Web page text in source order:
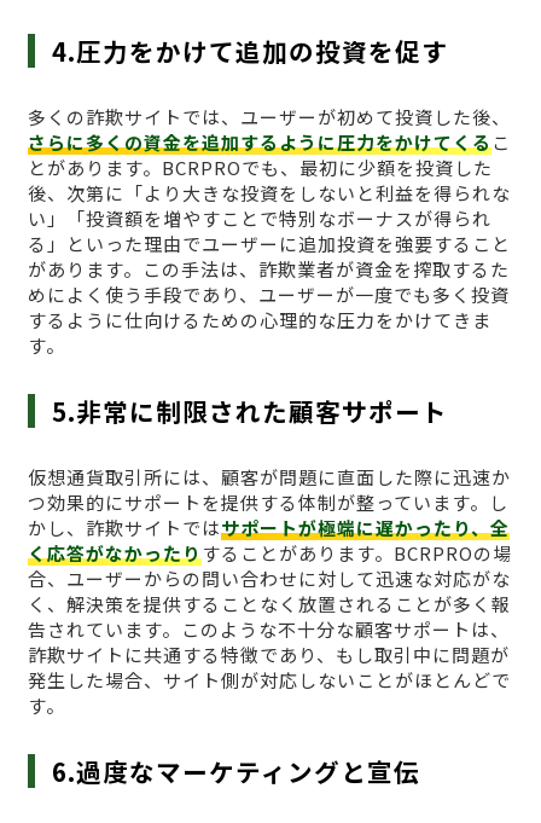
4.圧力をかけて追加の投資を促す
多くの詐欺サイトでは、ユーザーが初めて投資した後、
さらに多くの資金を追加するように圧力をかけてくるこ
とがあります。BCRPROでも、最初に少額を投資した
後、次第に「より大きな投資をしないと利益を得られな
い」「投資額を増やすことで特別なボーナスが得られ
る」といった理由でユーザーに追加投資を強要すること
があります。この手法は、詐欺業者が資金を搾取するた
めによく使う手段であり、ユーザーが一度でも多く投資
するように仕向けるための心理的な圧力をかけてきま
す。
5.非常に制限された顧客サポート
仮想通貨取引所には、顧客が問題に直面した際に迅速か
つ効果的にサポートを提供する体制が整っています。し
かし、詐欺サイトではサポートが極端に遅かったり、全
く応答がなかったりすることがあります。BCRPROの場
合、ユーザーからの問い合わせに対して迅速な対応がな
く、解決策を提供することなく放置されることが多く報
告されています。このような不十分な顧客サポートは、
詐欺サイトに共通する特徴であり、もし取引中に問題が
発生した場合、サイト側が対応しないことがほとんどで
す。
6.過度なマーケティングと宣伝